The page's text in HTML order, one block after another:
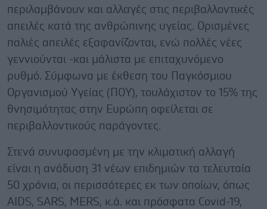
περιλαμβάνουν και αλλαγές στις περιβαλλοντικές
απειλές κατά της ανθρώπινης υγείας. Ορισμένες
παλιές απειλές εξαφανίζονται, ενώ πολλές νέες
γεννιούνται -και μάλιστα με επιταχυνόμενο
ρυθμό. Σύμφωνα με έκθεση του Παγκόσμιου
Οργανισμού Υγείας (ΠΟΥ), τουλάχιστον το 15% της
θνησιμότητας στην Ευρώπη οφείλεται σε
περιβαλλοντικούς παράγοντες.
Στενά συνυφασμένη με την κλιματική αλλαγή
είναι η ανάδυση 31 νέων επιδημιών τα τελευταία
50 χρόνια, οι περισσότερες εκ των οποίων, όπως
AIDS, SARS, MERS, κ.ά. και πρόσφατα Covid-19,